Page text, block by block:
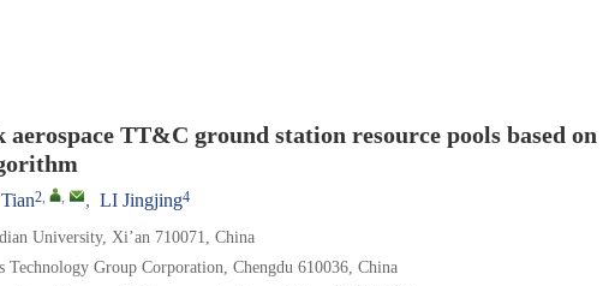
TT&C ground station resource pools based on
2, , , LI Jingjing4
University, Xi’an 710071, China
Group Corporation, Chengdu 610036, China